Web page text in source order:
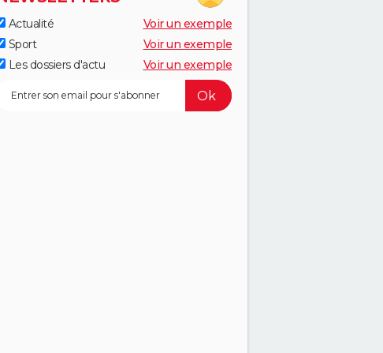
Actualité
Voir un exemple
Sport
Voir un exemple
Les dossiers d'actu
Voir un exemple